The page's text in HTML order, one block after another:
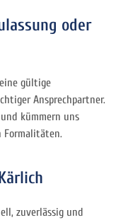
oder
gültige
Ansprechpartner.
kümmern uns
Formalitäten.
zuverlässig und